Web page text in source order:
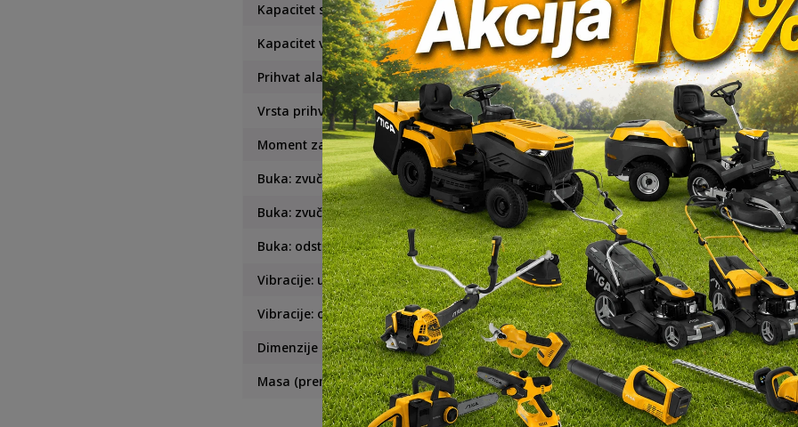
Kapacitet standardnih vijaka
Kapacitet vijka visoke čvrstoće
Prihvat alata
Vrsta prihvata
Moment zavrtanja (visoki)
Buka: zvučni tlak
Buka: zvučna snaga
Buka: odstupanje (K)
Vibracije: udarno zavrtanje
Vibracije: odstupanje (K)
Dimenzije (D x Š x V)
Masa (prema EPTA)